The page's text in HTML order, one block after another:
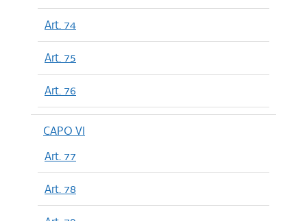
Art. 74
Art. 75
Art. 76
CAPO VI
Art. 77
Art. 78